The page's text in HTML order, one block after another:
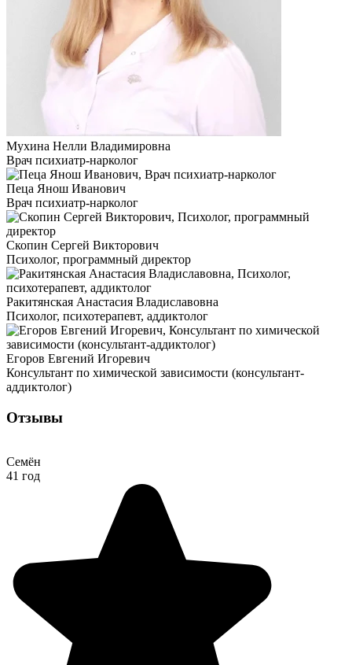
Мухина Нелли Владимировна
Врач психиатр-нарколог
Пеца Янош Иванович
Врач психиатр-нарколог
Скопин Сергей Викторович
Психолог, программный директор
Ракитянская Анастасия Владиславовна
Психолог, психотерапевт, аддиктолог
Егоров Евгений Игоревич
Консультант по химической зависимости (консультант-
аддиктолог)
Отзывы
Семён
41 год